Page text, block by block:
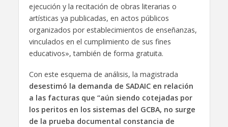
ejecución y la recitación de obras literarias o
artísticas ya publicadas, en actos públicos
organizados por establecimientos de enseñanzas,
vinculados en el cumplimiento de sus fines
educativos», también de forma gratuita.
Con este esquema de análisis, la magistrada
desestimó la demanda de SADAIC en relación
a las facturas que “aún siendo cotejadas por
los peritos en los sistemas del GCBA, no surge
de la prueba documental constancia de